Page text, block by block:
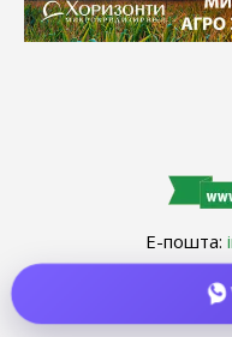
Е-пошта:
Тел: